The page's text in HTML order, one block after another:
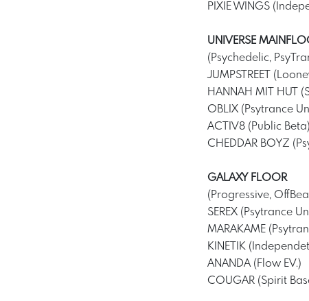
PIXIE WINGS
UNIVERSE
(Psychedelic,
JUMPSTREET
HANNAH MIT HUT
OBLIX (Psytrance
ACTIV8 (Public Beta)
CHEDDAR BOYZ
GALAXY FLOOR
(Progressive,
SEREX (Psytrance
MARAKAME
KINETIK
ANANDA (Flow EV.)
COUGAR (Spirit